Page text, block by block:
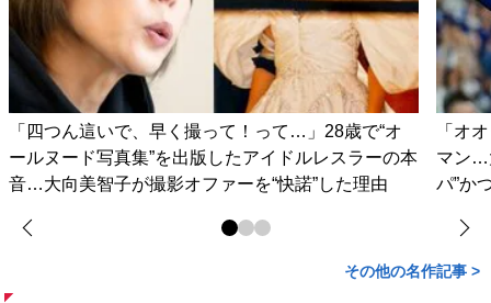
「四つん這いで、早く撮って！って…」28歳で“オ
ールヌード写真集”を出版したアイドルレスラーの本
音…大向美智子が撮影オファーを“快諾”した理由
「オ
マン…
パ”か
その他の名作記事 >